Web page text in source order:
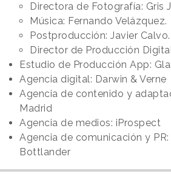
Directora de Fotografía: Gris
Música: Fernando Velázquez.
Postproducción: Javier Calvo.
Director de Producción
Estudio de Producción App:
Agencia digital: Darwin & Verne
Agencia de contenido y
Madrid
Agencia de medios: iProspect
Agencia de comunicación y
Bottlander